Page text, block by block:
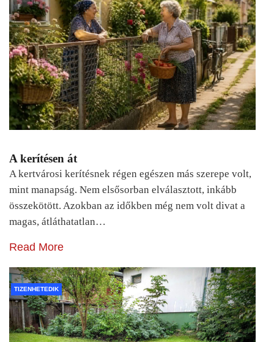
A kerítésen át
A kertvárosi kerítésnek régen egészen más szerepe volt,
mint manapság. Nem elsősorban elválasztott, inkább
összekötött. Azokban az időkben még nem volt divat a
magas, átláthatatlan…
Read More
TIZENHETEDIK